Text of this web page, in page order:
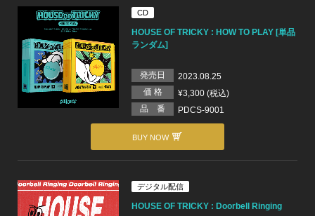
CD
HOUSE OF TRICKY : HOW TO PLAY [単品
ランダム]
発売日
2023.08.25
価 格
¥3,300 (税込)
品 番
PDCS-9001
BUY NOW
デジタル配信
HOUSE OF TRICKY : Doorbell Ringing